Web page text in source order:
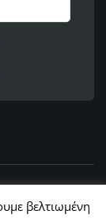
βελτιωμένη